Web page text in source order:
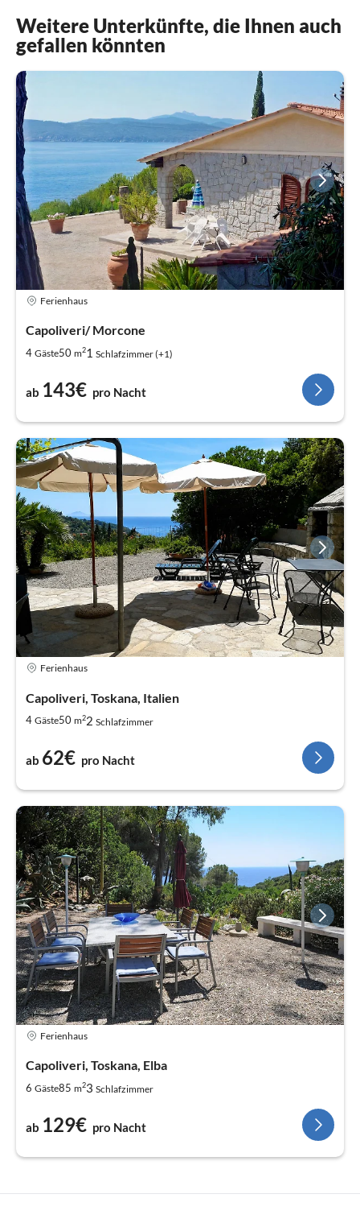
Weitere Unterkünfte, die Ihnen auch
gefallen könnten
Ferienhaus
Capoliveri/ Morcone
4 Gäste50 m21 Schlafzimmer (+1)
ab 143€ pro Nacht
Ferienhaus
Capoliveri, Toskana, Italien
4 Gäste50 m22 Schlafzimmer
ab 62€ pro Nacht
Ferienhaus
Capoliveri, Toskana, Elba
6 Gäste85 m23 Schlafzimmer
ab 129€ pro Nacht